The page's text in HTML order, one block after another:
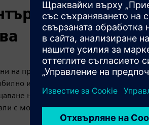
за
на превозни средства с
инженерство, повишаване на
на иновации в дизайна.
с мощни възможности за